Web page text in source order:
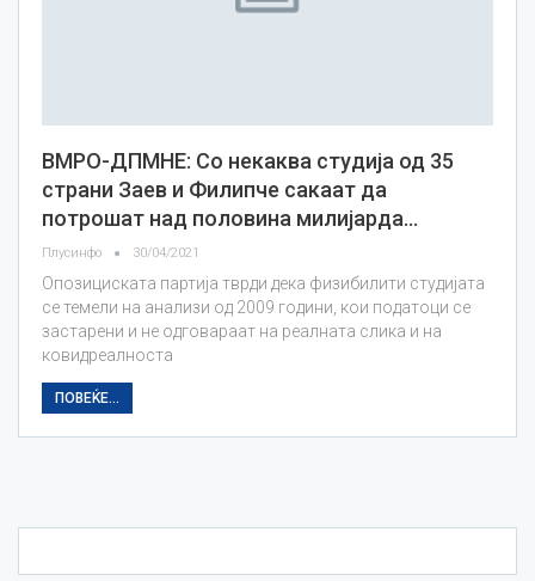
ВМРО-ДПМНЕ: Со некаква студија од 35
страни Заев и Филипче сакаат да
потрошат над половина милијарда…
Плусинфо 30/04/2021
Опозициската партија тврди дека физибилити студијата
се темели на анализи од 2009 години, кои податоци се
застарени и не одговараат на реалната слика и на
ковидреалноста
ПОВЕЌЕ...